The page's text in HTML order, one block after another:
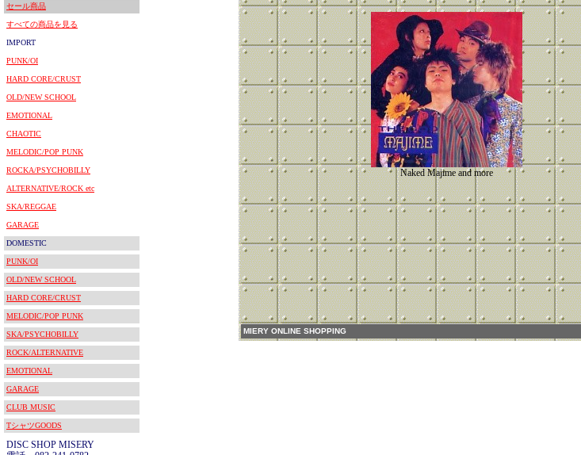
セール商品
すべての商品を見る
IMPORT
PUNK/OI
HARD CORE/CRUST
OLD/NEW SCHOOL
EMOTIONAL
CHAOTIC
MELODIC/POP PUNK
ROCKA/PSYCHOBILLY
ALTERNATIVE/ROCK etc
SKA/REGGAE
GARAGE
DOMESTIC
PUNK/OI
OLD/NEW SCHOOL
HARD CORE/CRUST
MELODIC/POP PUNK
SKA/PSYCHOBILLY
ROCK/ALTERNATIVE
EMOTIONAL
GARAGE
CLUB MUSIC
TシャツGOODS
DISC SHOP MISERY
Naked Majime and more
MIERY ONLINE SHOPPING